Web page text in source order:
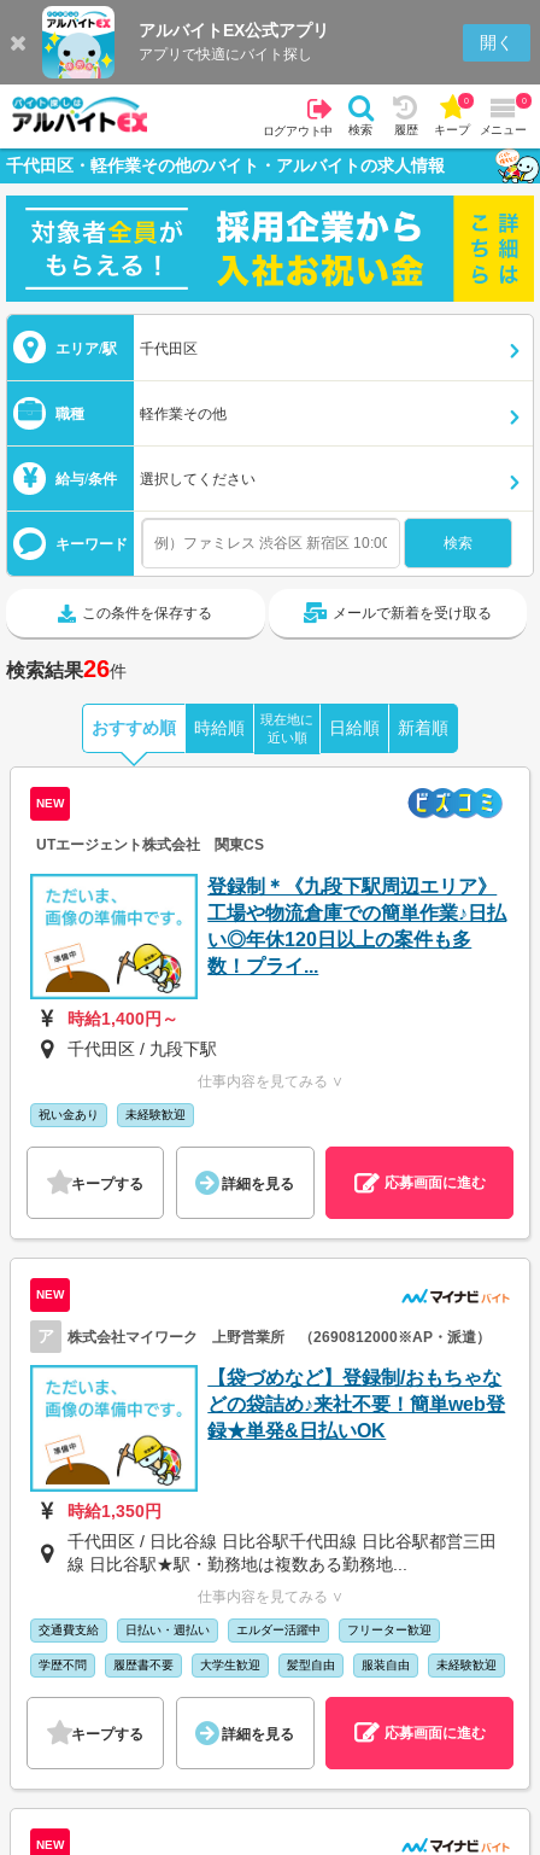
アルバイトEX公式アプリ
アプリで快適にバイト探し
開く
ログアウト中 検索 履歴 キープ
0
メニュー
0
千代田区・軽作業その他のバイト・アルバイトの求人情報
エリア/駅 千代田区
職種 軽作業その他
給与/条件 選択してください
キーワード
この条件を保存する メールで新着を受け取る
検索結果26件
おすすめ順 時給順
現在地に
近い順
日給順 新着順
NEW
UTエージェント株式会社 関東CS
登録制＊《九段下駅周辺エリア》
工場や物流倉庫での簡単作業♪日払
い◎年休120日以上の案件も多
数！プライ...
時給1,400円～
千代田区 / 九段下駅
仕事内容を見てみる ∨
祝い金あり 未経験歓迎
キープする 詳細を見る 応募画面に進む
NEW
ア 株式会社マイワーク 上野営業所 （2690812000※AP・派遣）
【袋づめなど】登録制/おもちゃな
どの袋詰め♪来社不要！簡単web登
録★単発&日払いOK
時給1,350円
千代田区 / 日比谷線 日比谷駅千代田線 日比谷駅都営三田
線 日比谷駅★駅・勤務地は複数ある勤務地...
仕事内容を見てみる ∨
交通費支給 日払い・週払い エルダー活躍中 フリーター歓迎
学歴不問 履歴書不要 大学生歓迎 髪型自由 服装自由 未経験歓迎
キープする 詳細を見る 応募画面に進む
NEW